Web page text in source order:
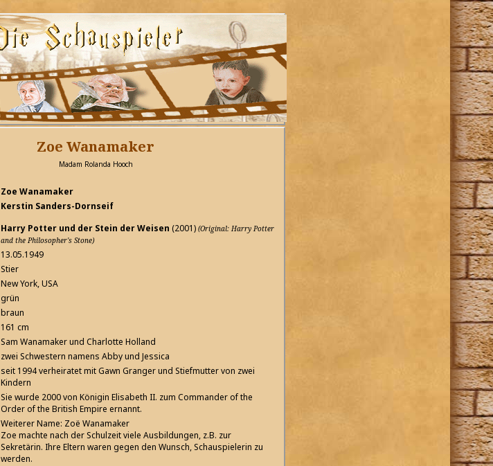
Zoe Wanamaker
Madam Rolanda Hooch
Zoe Wanamaker
Kerstin Sanders-Dornseif
Harry Potter und der Stein der Weisen (2001) (Original: Harry Potter
and the Philosopher's Stone)
13.05.1949
Stier
New York, USA
grün
braun
161 cm
Sam Wanamaker und Charlotte Holland
zwei Schwestern namens Abby und Jessica
seit 1994 verheiratet mit Gawn Granger und Stiefmutter von zwei
Kindern
Sie wurde 2000 von Königin Elisabeth II. zum Commander of the
Order of the British Empire ernannt.
Weiterer Name: Zoë Wanamaker
Zoe machte nach der Schulzeit viele Ausbildungen, z.B. zur
Sekretärin. Ihre Eltern waren gegen den Wunsch, Schauspielerin zu
werden.